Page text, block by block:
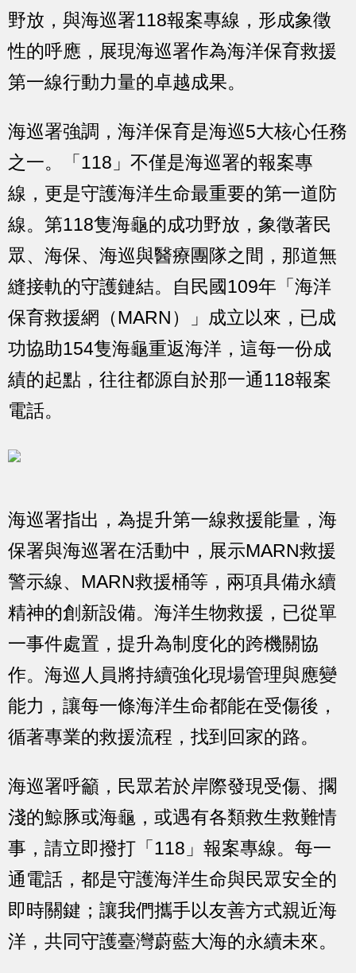
野放，與海巡署118報案專線，形成象徵
性的呼應，展現海巡署作為海洋保育救援
第一線行動力量的卓越成果。
海巡署強調，海洋保育是海巡5大核心任務
之一。「118」不僅是海巡署的報案專
線，更是守護海洋生命最重要的第一道防
線。第118隻海龜的成功野放，象徵著民
眾、海保、海巡與醫療團隊之間，那道無
縫接軌的守護鏈結。自民國109年「海洋
保育救援網（MARN）」成立以來，已成
功協助154隻海龜重返海洋，這每一份成
績的起點，往往都源自於那一通118報案
電話。
海巡署指出，為提升第一線救援能量，海
保署與海巡署在活動中，展示MARN救援
警示線、MARN救援桶等，兩項具備永續
精神的創新設備。海洋生物救援，已從單
一事件處置，提升為制度化的跨機關協
作。海巡人員將持續強化現場管理與應變
能力，讓每一條海洋生命都能在受傷後，
循著專業的救援流程，找到回家的路。
海巡署呼籲，民眾若於岸際發現受傷、擱
淺的鯨豚或海龜，或遇有各類救生救難情
事，請立即撥打「118」報案專線。每一
通電話，都是守護海洋生命與民眾安全的
即時關鍵；讓我們攜手以友善方式親近海
洋，共同守護臺灣蔚藍大海的永續未來。